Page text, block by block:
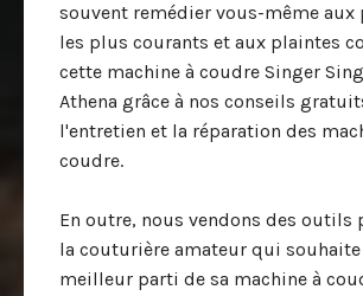
souvent remédier vous-même aux
les plus courants et aux plaintes
cette machine à coudre Singer
Athena grâce à nos conseils
l'entretien et la réparation des
coudre.
En outre, nous vendons des outils
la couturière amateur qui
meilleur parti de sa machine à